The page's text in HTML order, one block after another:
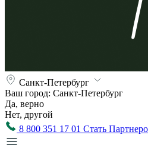
Санкт-Петербург
Ваш город: Санкт-Петербург
Да, верно
Нет, другой
8 800 351 17 01 Стать